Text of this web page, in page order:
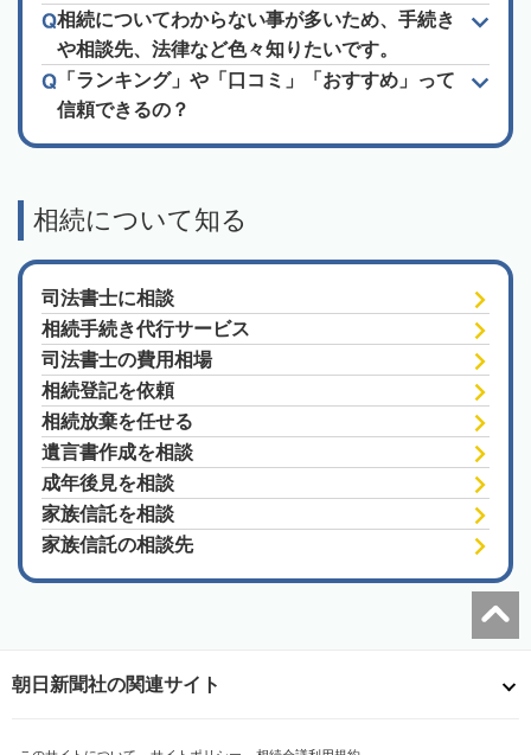
相続についてわからない事が多いため、手続き
や相談先、法律など色々知りたいです。
「ランキング」や「口コミ」「おすすめ」って
信頼できるの？
相続について知る
司法書士に相談
相続手続き代行サービス
司法書士の費用相場
相続登記を依頼
相続放棄を任せる
遺言書作成を相談
成年後見を相談
家族信託を相談
家族信託の相談先
朝日新聞社の関連サイト